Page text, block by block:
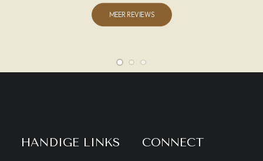
MEER REVIEWS
HANDIGE LINKS CONNECT